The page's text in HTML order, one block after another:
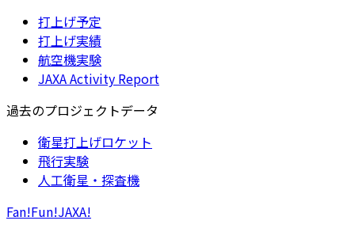
打上げ予定
打上げ実績
航空機実験
JAXA Activity Report
過去のプロジェクトデータ
衛星打上げロケット
飛行実験
人工衛星・探査機
Fan!Fun!JAXA!